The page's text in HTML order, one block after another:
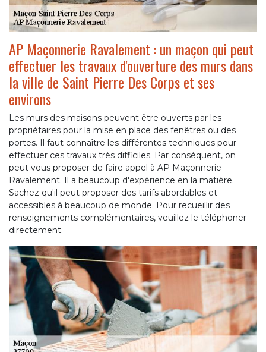
AP Maçonnerie Ravalement : un maçon qui peut
effectuer les travaux d'ouverture des murs dans
la ville de Saint Pierre Des Corps et ses
environs
Les murs des maisons peuvent être ouverts par les
propriétaires pour la mise en place des fenêtres ou des
portes. Il faut connaître les différentes techniques pour
effectuer ces travaux très difficiles. Par conséquent, on
peut vous proposer de faire appel à AP Maçonnerie
Ravalement. Il a beaucoup d'expérience en la matière.
Sachez qu'il peut proposer des tarifs abordables et
accessibles à beaucoup de monde. Pour recueillir des
renseignements complémentaires, veuillez le téléphoner
directement.